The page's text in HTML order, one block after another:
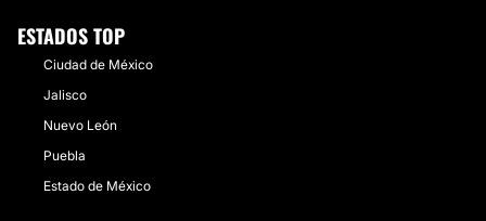
ESTADOS TOP
Ciudad de México
Jalisco
Nuevo León
Puebla
Estado de México